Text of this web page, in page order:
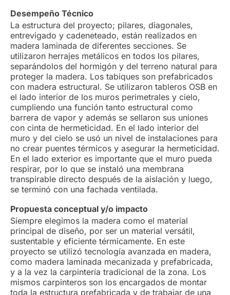
Desempeño Técnico
La estructura del proyecto; pilares, diagonales,
entrevigado y cadeneteado, están realizados en
madera laminada de diferentes secciones. Se
utilizaron herrajes metálicos en todos los pilares,
separándolos del hormigón y del terreno natural para
proteger la madera. Los tabiques son prefabricados
con madera estructural. Se utilizaron tableros OSB en
el lado interior de los muros perimetrales y cielo,
cumpliendo una función tanto estructural como
barrera de vapor y además se sellaron sus uniones
con cinta de hermeticidad. En el lado interior del
muro y del cielo se usó un nivel de instalaciones para
no crear puentes térmicos y asegurar la hermeticidad.
En el lado exterior es importante que el muro pueda
respirar, por lo que se instaló una membrana
transpirable directo después de la aislación y luego,
se terminó con una fachada ventilada.
Propuesta conceptual y/o impacto
Siempre elegimos la madera como el material
principal de diseño, por ser un material versátil,
sustentable y eficiente térmicamente. En este
proyecto se utilizó tecnología avanzada en madera,
como madera laminada mecanizada y prefabricada,
y a la vez la carpintería tradicional de la zona. Los
mismos carpinteros son los encargados de montar
toda la estructura prefabricada y de trabajar de una